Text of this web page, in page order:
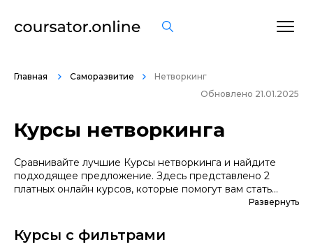
Главная Саморазвитие
Нетворкинг
Обновлено 21.01.2025
Курсы нетворкинга
Сравнивайте лучшие Курсы нетворкинга и найдите
подходящее предложение. Здесь представлено 2
платных онлайн курсов, которые помогут вам стать
грамотными специалистами. А если вы не уверены в
варианты. Большой выбор обучающих программ по
цене, продолжительности, формату, отзывам, условиям
Развернуть
Курсы с фильтрами